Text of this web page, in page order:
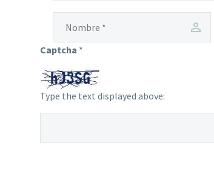
Captcha *
Type the text displayed above: